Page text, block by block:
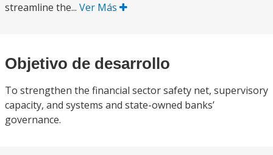
streamline the... Ver Más
Objetivo de desarrollo
To strengthen the financial sector safety net, supervisory
capacity, and systems and state-owned banks’
governance.